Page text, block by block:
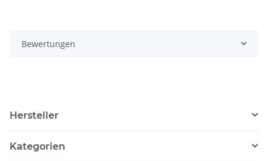
Bewertungen
Hersteller
Kategorien